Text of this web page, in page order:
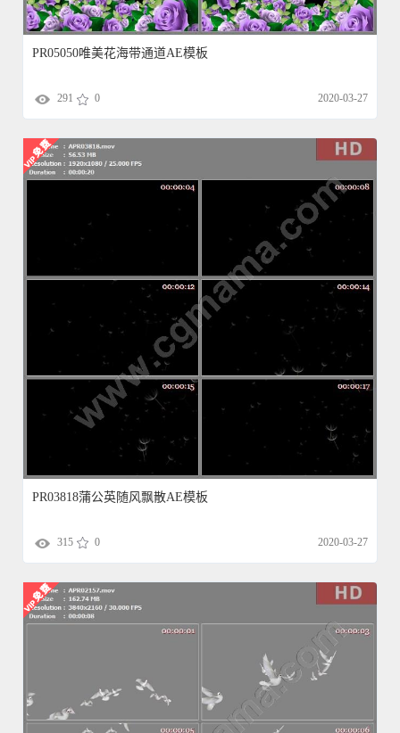
PR05050唯美花海带通道AE模板
291 0 2020-03-27
PR03818蒲公英随风飘散AE模板
315 0 2020-03-27